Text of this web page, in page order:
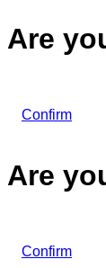
Are
Confirm
Are
Confirm